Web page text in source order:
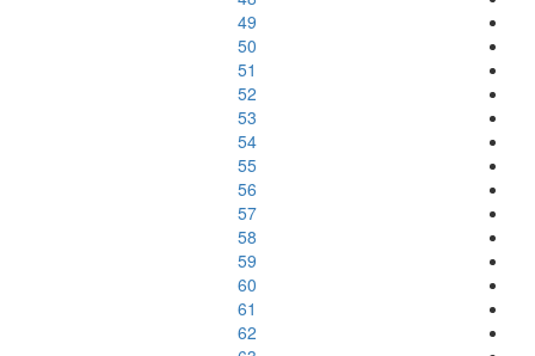
49
50
51
52
53
54
55
56
57
58
59
60
61
62